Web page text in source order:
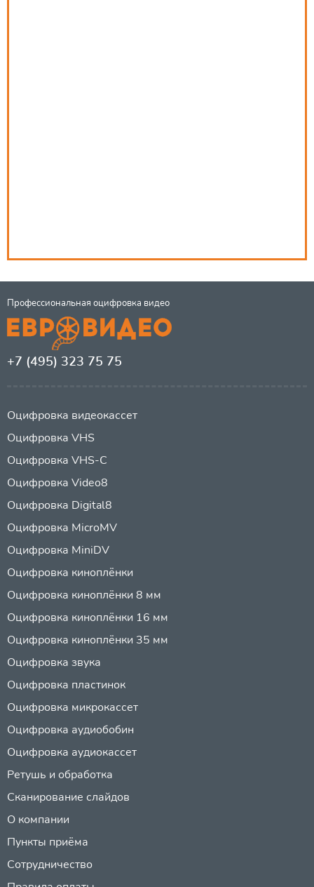
Профессиональная оцифровка видео
+7 (495) 323 75 75
Оцифровка видеокассет
Оцифровка VHS
Оцифровка VHS-C
Оцифровка Video8
Оцифровка Digital8
Оцифровка MicroMV
Оцифровка MiniDV
Оцифровка киноплёнки
Оцифровка киноплёнки 8 мм
Оцифровка киноплёнки 16 мм
Оцифровка киноплёнки 35 мм
Оцифровка звука
Оцифровка пластинок
Оцифровка микрокассет
Оцифровка аудиобобин
Оцифровка аудиокассет
Ретушь и обработка
Сканирование слайдов
О компании
Пункты приёма
Сотрудничество